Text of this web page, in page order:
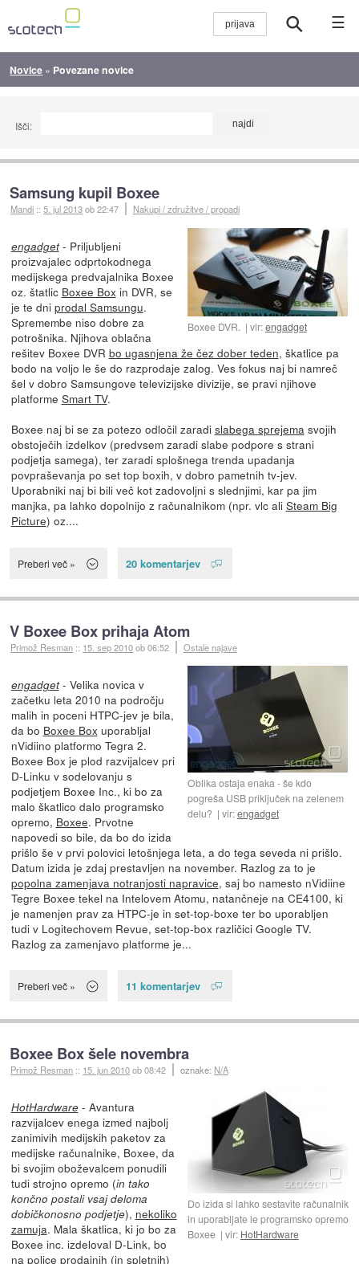
☰
Novice » Povezane novice
Išči:
Samsung kupil Boxee
Mandi ::5. jul 2013ob 22:47 Nakupi / združitve / propadi
Boxee DVR. vir:engadget
engadget- Priljubljeni
proizvajalec odprtokodnega
medijskega predvajalnika Boxee
oz. štatlic Boxee Boxin DVR, se
je te dni prodal Samsungu.
Spremembe niso dobre za
potrošnika. Njihova oblačna
rešitev Boxee DVR bo ugasnjena že čez dober teden, škatlice pa
bodo na voljo le še do razprodaje zalog. Ves fokus naj bi namreč
šel v dobro Samsungove televizijske divizije, se pravi njihove
platforme Smart TV.
Boxee naj bi se za potezo odločil zaradi slabega sprejemasvojih
obstoječih izdelkov (predvsem zaradi slabe podpore s strani
podjetja samega), ter zaradi splošnega trenda upadanja
povpraševanja po set top boxih, v dobro pametnih tv-jev.
Uporabniki naj bi bili več kot zadovoljni s slednjimi, kar pa jim
manjka, pa lahko dopolnijo z računalnikom (npr. vlc ali Steam Big
Picture) oz....
Preberi več » 20 komentarjev
V Boxee Box prihaja Atom
Primož Resman :: 15. sep 2010ob 06:52 Ostale najave
Oblika ostaja enaka - še kdo
pogreša USB priključek na zelenem
delu?
vir:engadget
engadget- Velika novica v
začetku leta 2010 na področju
malih in poceni HTPC-jev je bila,
da bo Boxee Box uporabljal
nVidiino platformo Tegra 2.
Boxee Box je plod razvijalcev pri
D-Linku v sodelovanju s
podjetjem Boxee Inc., ki bo za
malo škatlico dalo programsko
opremo, Boxee. Prvotne
napovedi so bile, da bo do izida
prišlo še v prvi polovici letošnjega leta, a do tega seveda ni prišlo.
Datum izida je zdaj prestavljen na november. Razlog za to je
popolna zamenjava notranjosti napravice, saj bo namesto nVidiine
Tegre Boxee tekel na Intelovem Atomu, natančneje na CE4100, ki
je namenjen prav za HTPC-je in set-top-boxe ter bo uporabljen
tudi v Logitechovem Revue, set-top-box različici Google TV.
Razlog za zamenjavo platforme je...
Preberi več » 11 komentarjev
Boxee Box šele novembra
Primož Resman :: 15. jun 2010ob 08:42 oznake: N/A
Do izida si lahko sestavite računalnik
in uporabljate le programsko opremo
Boxee
vir: HotHardware
HotHardware- Avantura
razvijalcev enega izmed najbolj
zanimivih medijskih paketov za
medijske računalnike, Boxee, da
bi svojim oboževalcem ponudili
tudi strojno opremo (in tako
končno postali vsaj deloma
dobičkonosno podjetje), nekoliko
zamuja. Mala škatlica, ki jo bo za
Boxee inc. izdeloval D-Link, bo
na police prodajnih (in spletnih)